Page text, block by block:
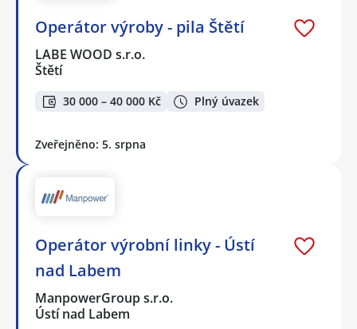
Operátor výroby - pila Štětí
LABE WOOD s.r.o.
Štětí
30 000 – 40 000 Kč Plný úvazek
Zveřejněno: 5. srpna
Operátor výrobní linky - Ústí
nad Labem
ManpowerGroup s.r.o.
Ústí nad Labem